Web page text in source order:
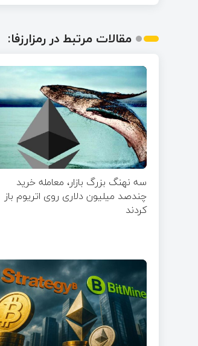
مقالات مرتبط در رمزارزفا:
سه نهنگ بزرگ بازار، معامله خرید
چندصد میلیون دلاری روی اتریوم باز
کردند